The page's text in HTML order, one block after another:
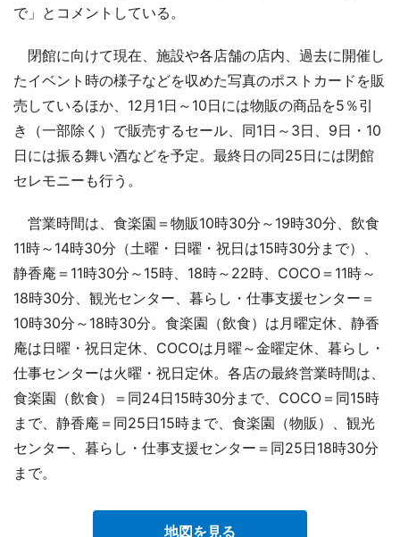
で」とコメントしている。
閉館に向けて現在、施設や各店舗の店内、過去に開催し
たイベント時の様子などを収めた写真のポストカードを販
売しているほか、12月1日～10日には物販の商品を5％引
き（一部除く）で販売するセール、同1日～3日、9日・10
日には振る舞い酒などを予定。最終日の同25日には閉館
セレモニーも行う。
営業時間は、食楽園＝物販10時30分～19時30分、飲食
11時～14時30分（土曜・日曜・祝日は15時30分まで）、
静香庵＝11時30分～15時、18時～22時、COCO＝11時～
18時30分、観光センター、暮らし・仕事支援センター＝
10時30分～18時30分。食楽園（飲食）は月曜定休、静香
庵は日曜・祝日定休、COCOは月曜～金曜定休、暮らし・
仕事センターは火曜・祝日定休。各店の最終営業時間は、
食楽園（飲食）＝同24日15時30分まで、COCO＝同15時
まで、静香庵＝同25日15時まで、食楽園（物販）、観光
センター、暮らし・仕事支援センター＝同25日18時30分
まで。
地図を見る